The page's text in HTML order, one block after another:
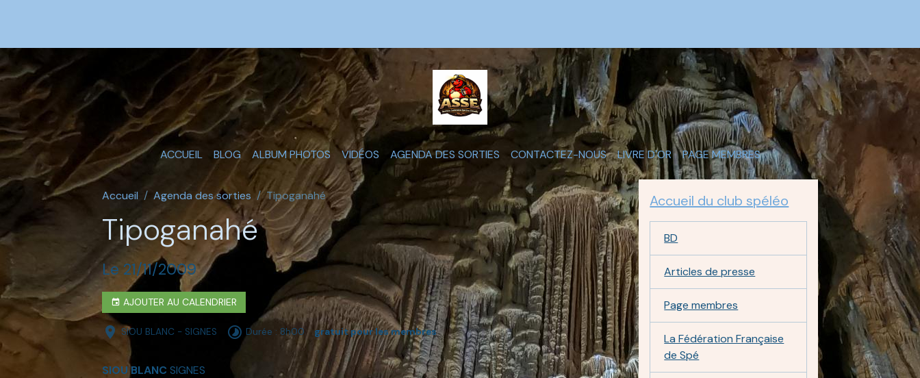
ACCUEIL BLOG ALBUM PHOTOS VIDÉOS AGENDA DES SORTIES CONTACTEZ-NOUS LIVRE D'OR PAGE MEMBRES
Accueil Agenda des sorties Tipoganahé
Tipoganahé
Le 21/11/2009
AJOUTER AU CALENDRIER
SIOU BLANC - SIGNES Durée : 8h00 gratuit pour les membres
SIOU BLANC SIGNES
Accueil du club spéléo
BD
Articles de presse
Page membres
La Fédération Française
de Spé